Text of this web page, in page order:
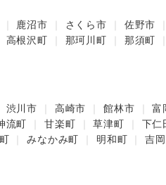
鹿沼市 さくら市 佐野市
高根沢町
那珂川町 那須町
渋川市 高崎市 館林市 富
流町
甘楽町 草津町 下仁
みなかみ町 明和町 吉